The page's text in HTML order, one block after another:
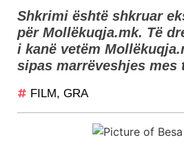
Shkrimi është shkruar
për Mollëkuqja.mk. Të
i kanë vetëm
sipas marrëveshjes mes
FILM, GRA